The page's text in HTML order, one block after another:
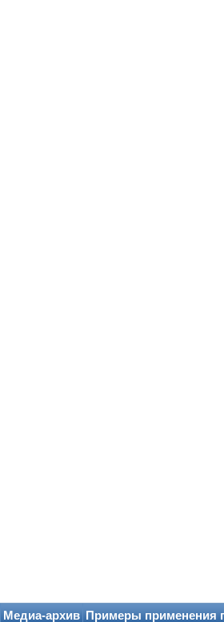
Медиа-архив Примеры применения